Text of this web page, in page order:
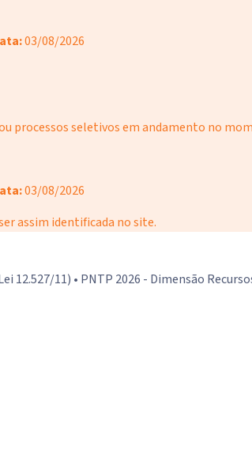
03/08/2026
processos seletivos em andamento no
03/08/2026
assim identificada no site.
12.527/11) • PNTP 2026 - Dimensão